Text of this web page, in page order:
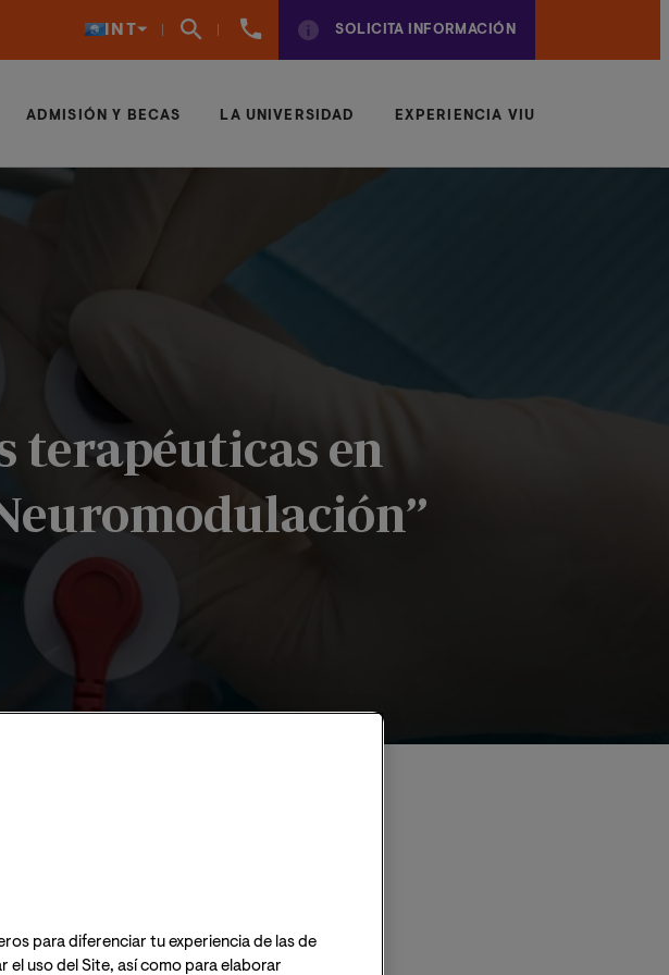
INT
961
SOLICITA INFORMACIÓN
ADMISIÓN Y BECAS LA UNIVERSIDAD EXPERIENCIA VIU
terapéuticas en
rebelde: Neuromodulación”
para diferenciar tu experiencia de las de
uso del Site, así como para elaborar